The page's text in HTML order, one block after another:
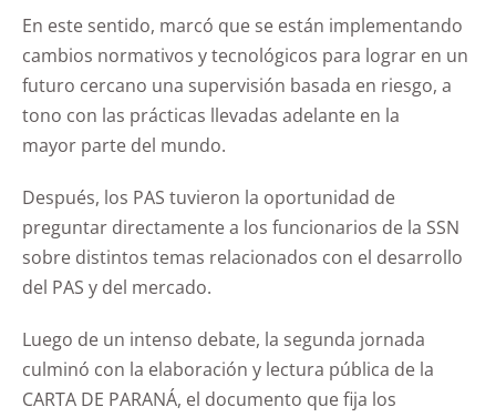
En este sentido, marcó que se están implementando
cambios normativos y tecnológicos para lograr en un
futuro cercano una supervisión basada en riesgo, a
tono con las prácticas llevadas adelante en la
mayor parte del mundo.
Después, los PAS tuvieron la oportunidad de
preguntar directamente a los funcionarios de la SSN
sobre distintos temas relacionados con el desarrollo
del PAS y del mercado.
Luego de un intenso debate, la segunda jornada
culminó con la elaboración y lectura pública de la
CARTA DE PARANÁ, el documento que fija los